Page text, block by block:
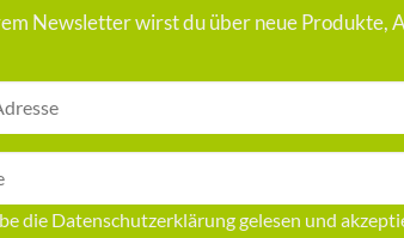
Newsletter wirst du über neue Produkte,
die Datenschutzerklärunggelesen und